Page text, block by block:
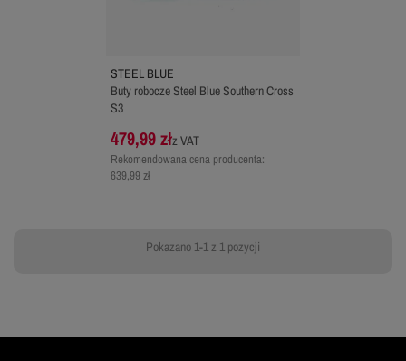
STEEL BLUE
Buty robocze Steel Blue Southern Cross
S3
479,99 złz VAT
Rekomendowana cena producenta:
639,99 zł
Pokazano 1-1 z 1 pozycji